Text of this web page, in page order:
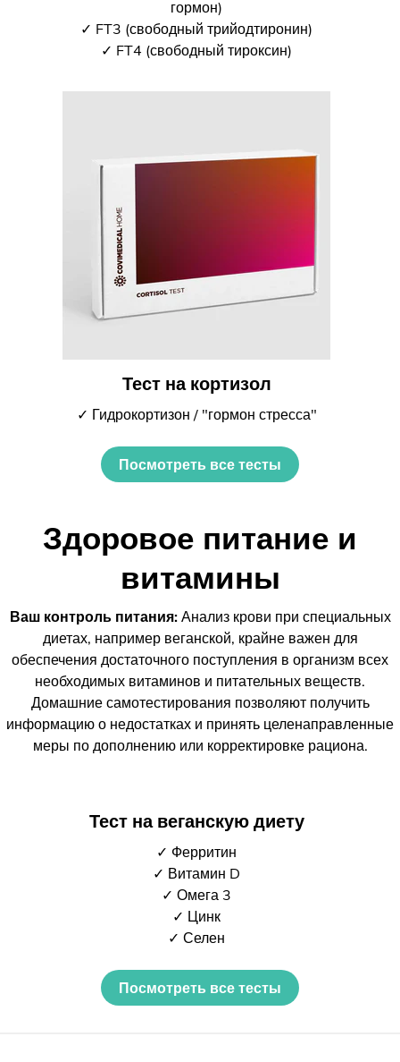
гормон)
✓ FT3 (свободный трийодтиронин)
✓ FT4 (свободный тироксин)
Тест на кортизол
✓ Гидрокортизон / "гормон стресса"
Посмотреть все тесты
Здоровое питание и
витамины
Ваш контроль питания:Анализ крови при специальных
диетах, например веганской, крайне важен для
обеспечения достаточного поступления в организм всех
необходимых витаминов и питательных веществ.
Домашние самотестирования позволяют получить
информацию о недостатках и принять целенаправленные
меры по дополнению или корректировке рациона.
Тест на веганскую диету
✓ Ферритин
✓ Витамин D
✓ Омега 3
✓ Цинк
✓ Селен
Посмотреть все тесты